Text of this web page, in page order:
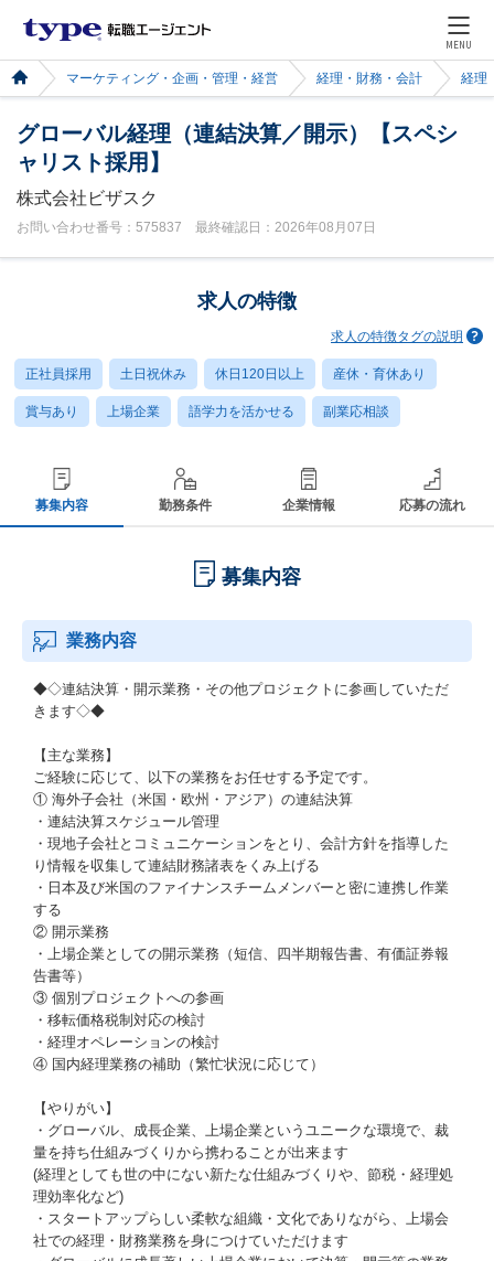
MENU
マーケティング・企画・管理・経営 経理・財務・会計 経理
グローバル経理（連結決算／開示）【スペシ
ャリスト採用】
株式会社ビザスク
お問い合わせ番号：575837 最終確認日：2026年08月07日
求人の特徴
求人の特徴タグの説明
正社員採用 土日祝休み 休日120日以上 産休・育休あり
賞与あり 上場企業 語学力を活かせる 副業応相談
募集内容 勤務条件 企業情報 応募の流れ
募集内容
業務内容
◆◇連結決算・開示業務・その他プロジェクトに参画していただ
きます◇◆
【主な業務】
ご経験に応じて、以下の業務をお任せする予定です。
① 海外子会社（米国・欧州・アジア）の連結決算
・連結決算スケジュール管理
・現地子会社とコミュニケーションをとり、会計方針を指導した
り情報を収集して連結財務諸表をくみ上げる
・日本及び米国のファイナンスチームメンバーと密に連携し作業
する
② 開示業務
・上場企業としての開示業務（短信、四半期報告書、有価証券報
告書等）
③ 個別プロジェクトへの参画
・移転価格税制対応の検討
・経理オペレーションの検討
④ 国内経理業務の補助（繁忙状況に応じて）
【やりがい】
・グローバル、成長企業、上場企業というユニークな環境で、裁
量を持ち仕組みづくりから携わることが出来ます
(経理としても世の中にない新たな仕組みづくりや、節税・経理処
理効率化など)
・スタートアップらしい柔軟な組織・文化でありながら、上場会
社での経理・財務業務を身につけていただけます